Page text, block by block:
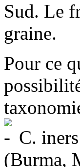
Sud. Le
graine.
Pour ce
C.
(Burma,